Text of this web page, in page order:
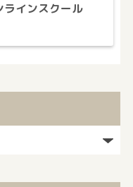
インスクール